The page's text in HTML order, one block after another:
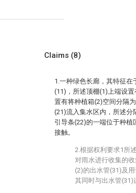
Claims (8)
1.一种绿色长廊，其特征
(11)，所述顶棚(1)上端设
置有将种植箱(2)空间分隔
(21)流入集水区内，所述分
引导条(22)的一端位于种
接触。
2.根据权利要求1所
对雨水进行收集的
(2)的出水管(31)及
其同时与出水管(31)